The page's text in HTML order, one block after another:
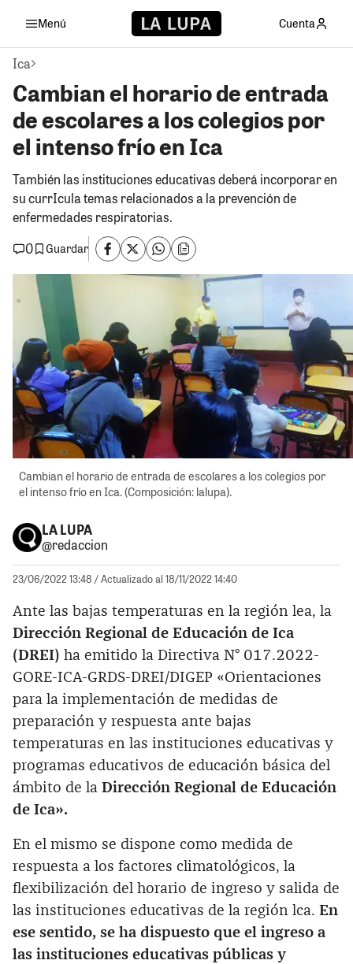
Menú Cuenta
Ica
Cambian el horario de entrada
de escolares a los colegios por
el intenso frío en Ica
También las instituciones educativas deberá incorporar en
su currIcula temas relacionados a la prevención de
enfermedades respiratorias.
0
Guardar
Cambian el horario de entrada de escolares a los colegios por
el intenso frío en Ica. (Composición: lalupa).
LA LUPA
@redaccion
23/06/2022 13:48 / Actualizado al 18/11/2022 14:40
Ante las bajas temperaturas en la región lea, la
Dirección Regional de Educación de Ica
(DREI) ha emitido la Directiva N° 017.2022-
GORE-ICA-GRDS-DREI/DIGEP «Orientaciones
para la implementación de medidas de
preparación y respuesta ante bajas
temperaturas en las instituciones educativas y
programas educativos de educación básica del
ámbito de la Dirección Regional de Educación
de Ica».
En el mismo se dispone como medida de
respuesta a los factores climatológicos, la
flexibilización del horario de ingreso y salida de
las instituciones educativas de la región lca. En
ese sentido, se ha dispuesto que el ingreso a
las instituciones educativas públicas y